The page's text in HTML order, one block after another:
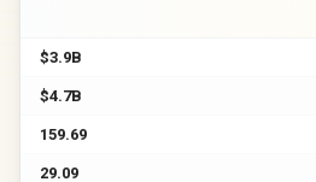
$3.9B
$4.7B
159.69
29.09